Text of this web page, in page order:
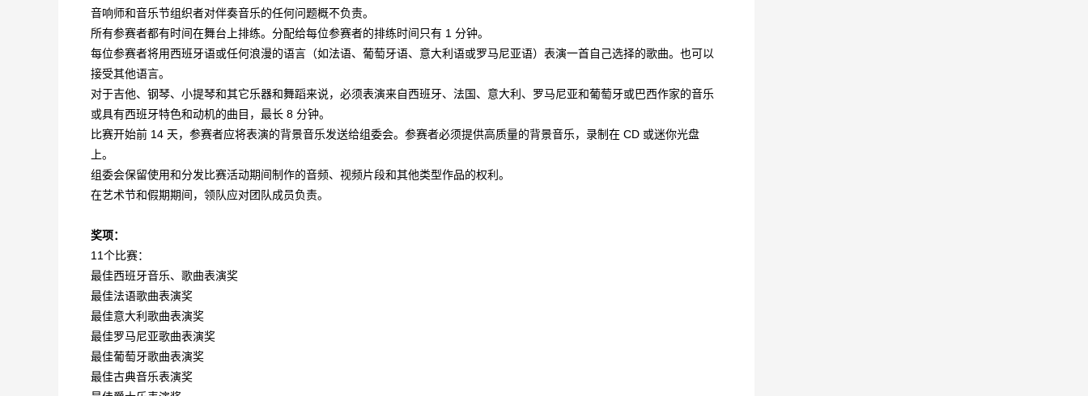
音响师和音乐节组织者对伴奏音乐的任何问题概不负责。
所有参赛者都有时间在舞台上排练。分配给每位参赛者的排练时间只有 1 分钟。
每位参赛者将用西班牙语或任何浪漫的语言（如法语、葡萄牙语、意大利语或罗马尼亚语）表演一首自己选择的歌曲。也可以
接受其他语言。
对于吉他、钢琴、小提琴和其它乐器和舞蹈来说，必须表演来自西班牙、法国、意大利、罗马尼亚和葡萄牙或巴西作家的音乐
或具有西班牙特色和动机的曲目，最长 8 分钟。
比赛开始前 14 天，参赛者应将表演的背景音乐发送给组委会。参赛者必须提供高质量的背景音乐，录制在 CD 或迷你光盘
上。
组委会保留使用和分发比赛活动期间制作的音频、视频片段和其他类型作品的权利。
在艺术节和假期期间，领队应对团队成员负责。
奖项：
11个比赛：
最佳西班牙音乐、歌曲表演奖
最佳法语歌曲表演奖
最佳意大利歌曲表演奖
最佳罗马尼亚歌曲表演奖
最佳葡萄牙歌曲表演奖
最佳古典音乐表演奖